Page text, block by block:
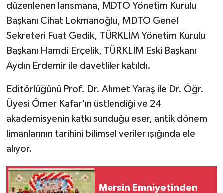
düzenlenen lansmana, MDTO Yönetim Kurulu
Başkanı Cihat Lokmanoğlu, MDTO Genel
Sekreteri Fuat Gedik, TÜRKLİM Yönetim Kurulu
Başkanı Hamdi Erçelik, TÜRKLİM Eski Başkanı
Aydın Erdemir ile davetliler katıldı.
Editörlüğünü Prof. Dr. Ahmet Yaraş ile Dr. Öğr.
Üyesi Ömer Kafar'ın üstlendiği ve 24
akademisyenin katkı sunduğu eser, antik dönem
limanlarının tarihini bilimsel veriler ışığında ele
alıyor.
Mersin Emniyetinden
Yaşam